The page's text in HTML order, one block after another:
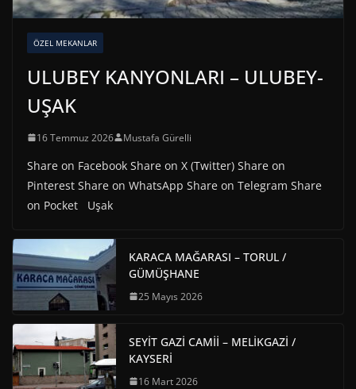
ÖZEL MEKANLAR
ULUBEY KANYONLARI – ULUBEY-
UŞAK
16 Temmuz 2026 Mustafa Gürelli
Share on Facebook Share on X (Twitter) Share on
Pinterest Share on WhatsApp Share on Telegram Share
on Pocket Uşak
KARACA MAĞARASI – TORUL /
GÜMÜŞHANE
25 Mayıs 2026
SEYİT GAZİ CAMİİ – MELİKGAZİ /
KAYSERİ
16 Mart 2026